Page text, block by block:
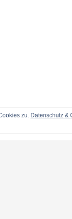
zu. Datenschutz &